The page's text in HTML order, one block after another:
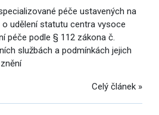
péče ustavených na
udělení statutu centra vysoce
péče podle § 112 zákona č.
službách a podmínkách jejich
Celý článek »